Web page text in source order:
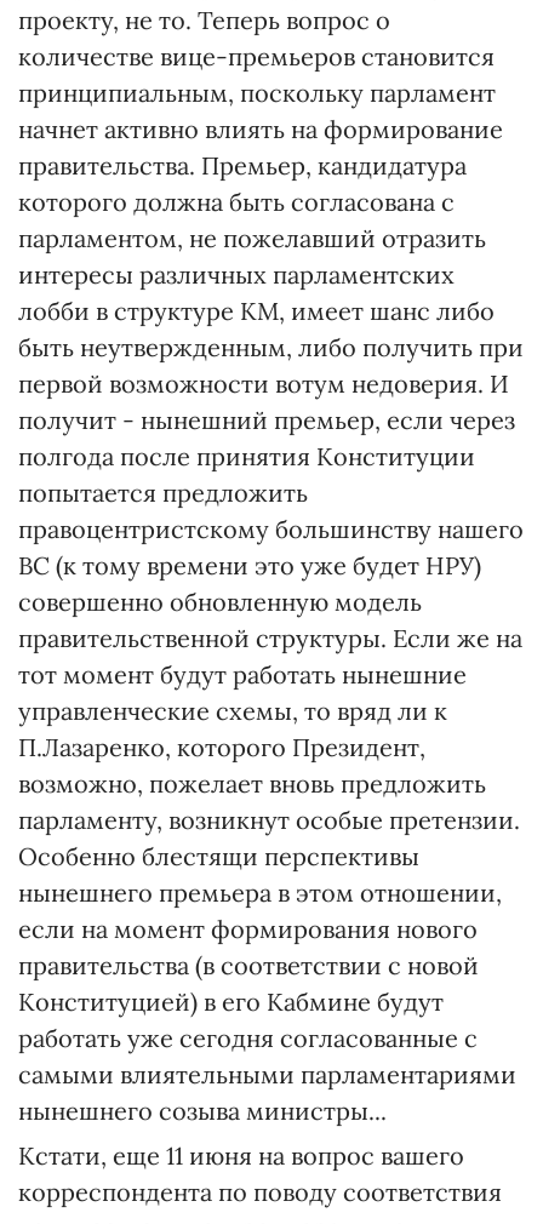
проекту, не то. Теперь вопрос о
количестве вице-премьеров становится
принципиальным, поскольку парламент
начнет активно влиять на формирование
правительства. Премьер, кандидатура
которого должна быть согласована с
парламентом, не пожелавший отразить
интересы различных парламентских
лобби в структуре КМ, имеет шанс либо
быть неутвержденным, либо получить при
первой возможности вотум недоверия. И
получит - нынешний премьер, если через
полгода после принятия Конституции
попытается предложить
правоцентристскому большинству нашего
ВС (к тому времени это уже будет НРУ)
совершенно обновленную модель
правительственной структуры. Если же на
тот момент будут работать нынешние
управленческие схемы, то вряд ли к
П.Лазаренко, которого Президент,
возможно, пожелает вновь предложить
парламенту, возникнут особые претензии.
Особенно блестящи перспективы
нынешнего премьера в этом отношении,
если на момент формирования нового
правительства (в соответствии с новой
Конституцией) в его Кабмине будут
работать уже сегодня согласованные с
самыми влиятельными парламентариями
нынешнего созыва министры...
Кстати, еще 11 июня на вопрос вашего
корреспондента по поводу соответствия